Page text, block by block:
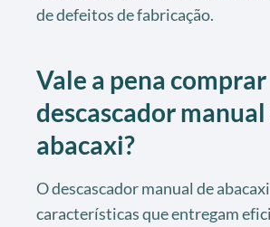
de defeitos de fabricação.
Vale a pena comprar
descascador manual
abacaxi?
O descascador manual de
características que entregam